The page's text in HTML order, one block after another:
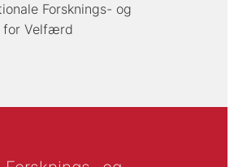
Forsknings- og
for Velfærd